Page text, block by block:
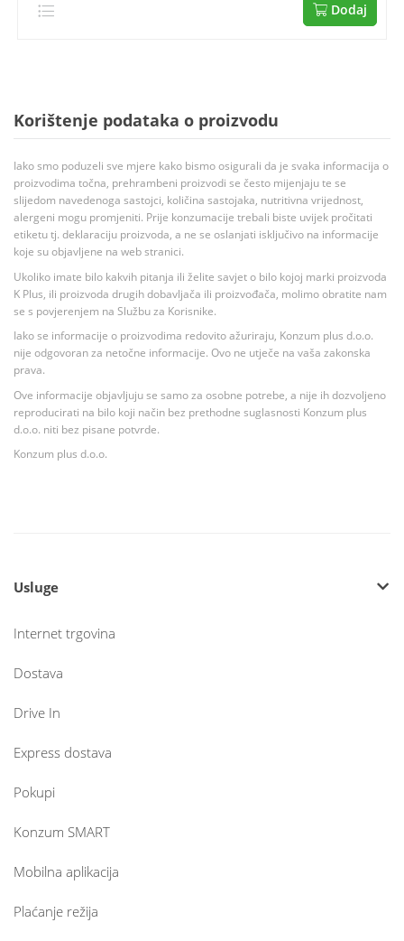
Dodaj
Korištenje podataka o proizvodu
Iako smo poduzeli sve mjere kako bismo osigurali da je svaka informacija o
proizvodima točna, prehrambeni proizvodi se često mijenjaju te se
slijedom navedenoga sastojci, količina sastojaka, nutritivna vrijednost,
alergeni mogu promjeniti. Prije konzumacije trebali biste uvijek pročitati
etiketu tj. deklaraciju proizvoda, a ne se oslanjati isključivo na informacije
koje su objavljene na web stranici.
Ukoliko imate bilo kakvih pitanja ili želite savjet o bilo kojoj marki proizvoda
K Plus, ili proizvoda drugih dobavljača ili proizvođača, molimo obratite nam
se s povjerenjem na Službu za Korisnike.
Iako se informacije o proizvodima redovito ažuriraju, Konzum plus d.o.o.
nije odgovoran za netočne informacije. Ovo ne utječe na vaša zakonska
prava.
Ove informacije objavljuju se samo za osobne potrebe, a nije ih dozvoljeno
reproducirati na bilo koji način bez prethodne suglasnosti Konzum plus
d.o.o. niti bez pisane potvrde.
Konzum plus d.o.o.
Usluge
Internet trgovina
Dostava
Drive In
Express dostava
Pokupi
Konzum SMART
Mobilna aplikacija
Plaćanje režija